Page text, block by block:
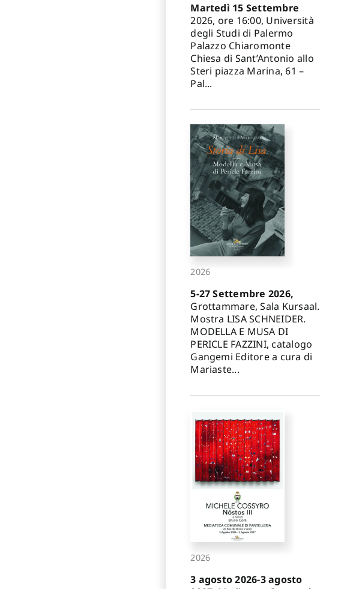
Martedì 15 Settembre
2026, ore 16:00, Università
degli Studi di Palermo
Palazzo Chiaromonte
Chiesa di Sant’Antonio allo
Steri piazza Marina, 61 –
Pal...
2026
5-27 Settembre 2026,
Grottammare, Sala Kursaal.
Mostra LISA SCHNEIDER.
MODELLA E MUSA DI
PERICLE FAZZINI, catalogo
Gangemi Editore a cura di
Mariaste...
2026
3 agosto 2026-3 agosto